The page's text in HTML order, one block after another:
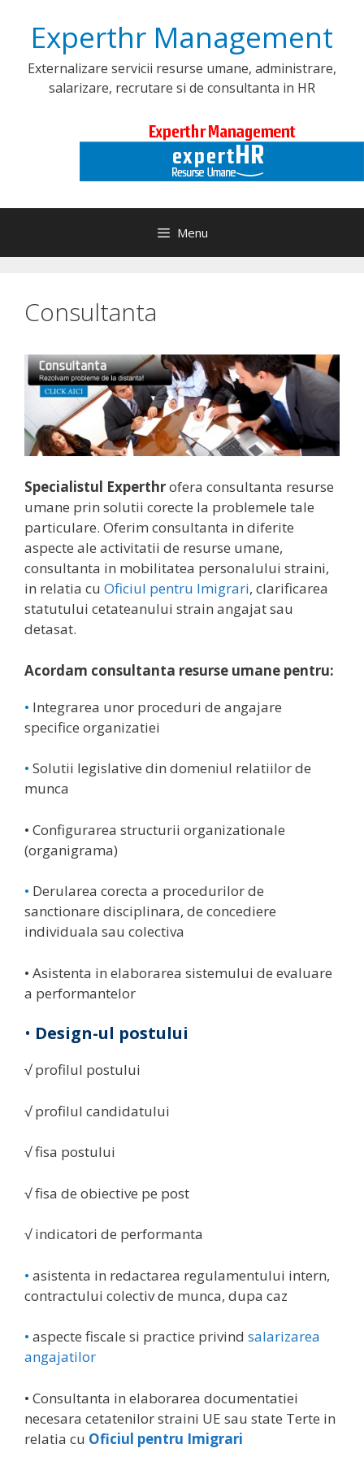
contentExperthr Management
Externalizare servicii resurse umane, administrare,
salarizare, recrutare si de consultanta in HR
Menu
Consultanta
Specialistul Experthrofera consultanta resurse
umane prin solutii corecte la problemele tale
particulare. Oferim consultanta in diferite
aspecte ale activitatii de resurse umane,
consultanta in mobilitatea personalului straini,
in relatia cu Oficiul pentru Imigrari, clarificarea
statutului cetateanului strain angajat sau
detasat.
Acordam consultanta resurse umane pentru:
• Integrarea unor proceduri de angajare
specifice organizatiei
• Solutii legislative din domeniul relatiilor de
munca
• Configurarea structurii organizationale
(organigrama)
• Derularea corecta a procedurilor de
sanctionare disciplinara, de concediere
individuala sau colectiva
• Asistenta in elaborarea sistemului de evaluare
a performantelor
• Design-ul postului
√ profilul postului
√ profilul candidatului
√ fisa postului
√ fisa de obiective pe post
√ indicatori de performanta
• asistenta in redactarea regulamentului intern,
contractului colectiv de munca, dupa caz
• aspecte fiscale si practice privind salarizarea
angajatilor
• Consultanta in elaborarea documentatiei
necesara cetatenilor straini UE sau state Terte in
relatia cu Oficiul pentru Imigrari